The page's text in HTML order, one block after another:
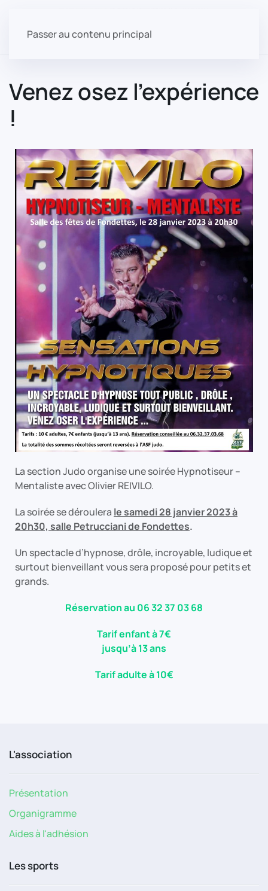
Passer au contenu principal
Venez osez l’expérience
!
La section Judo organise une soirée Hypnotiseur –
Mentaliste avec Olivier REIVILO.
La soirée se déroulera le samedi 28 janvier 2023 à
20h30, salle Petrucciani de Fondettes.
Un spectacle d’hypnose, drôle, incroyable, ludique et
surtout bienveillant vous sera proposé pour petits et
grands.
Réservation au 06 32 37 03 68
Tarif enfant à 7€
jusqu’à 13 ans
Tarif adulte à 10€
L'association
Présentation
Organigramme
Aides à l'adhésion
Les sports